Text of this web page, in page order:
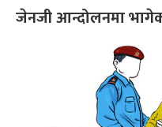
जेनजी आन्दोलनमा